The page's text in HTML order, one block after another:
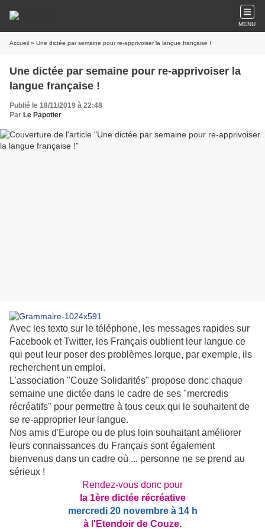
MENU
Accueil » Une dictée par semaine pour re-apprivoiser la langue française !
Une dictée par semaine pour re-apprivoiser la
langue française !
Publié le 18/11/2019 à 22:48
Par Le Papotier
Avec les texto sur le téléphone, les messages rapides sur
Facebook et Twitter, les Français oublient leur langue ce
qui peut leur poser des problèmes lorque, par exemple, ils
recherchent un emploi.
L'association "Couze Solidarités" propose donc chaque
semaine une dictée dans le cadre de ses "mercredis
récréatifs" pour permettre à tous ceux qui le souhaitent de
se re-approprier leur langue.
Nos amis d'Europe ou de plus loin souhaitant améliorer
leurs connaissances du Français sont également
bienvenus dans un cadre où ... personne ne se prend au
sérieux !
Rendez-vous donc pour
la 1ère dictée récréative
mercredi 20 novembre à 14 h
à l'Etendoir de Couze.